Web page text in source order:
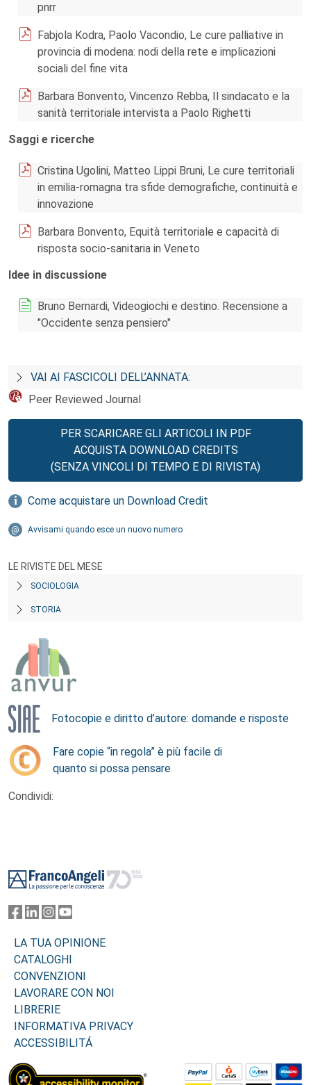
pnrr
Fabjola Kodra, Paolo Vacondio, Le cure palliative in
provincia di modena: nodi della rete e implicazioni
sociali del fine vita
Barbara Bonvento, Vincenzo Rebba, Il sindacato e la
sanità territoriale intervista a Paolo Righetti
Saggi e ricerche
Cristina Ugolini, Matteo Lippi Bruni, Le cure territoriali
in emilia-romagna tra sfide demografiche, continuità e
innovazione
Barbara Bonvento, Equità territoriale e capacità di
risposta socio-sanitaria in Veneto
Idee in discussione
Bruno Bernardi, Videogiochi e destino. Recensione a
"Occidente senza pensiero"
VAI AI FASCICOLI DELL’ANNATA:
Peer Reviewed Journal
PER SCARICARE GLI ARTICOLI IN PDF
ACQUISTA DOWNLOAD CREDITS
(SENZA VINCOLI DI TEMPO E DI RIVISTA)
Come acquistare un Download Credit
Avvisami quando esce un nuovo numero
LE RIVISTE DEL MESE
SOCIOLOGIA
STORIA
Fotocopie e diritto d’autore: domande e risposte
Fare copie “in regola” è più facile di
quanto si possa pensare
Condividi:
LA TUA OPINIONE
CATALOGHI
CONVENZIONI
LAVORARE CON NOI
LIBRERIE
INFORMATIVA PRIVACY
ACCESSIBILITÁ